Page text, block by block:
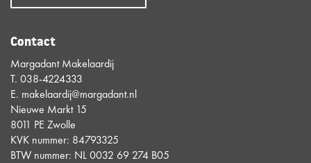
Contact
Margadant Makelaardij
T. 038-4224333
E. makelaardij@margadant.nl
Nieuwe Markt 15
8011 PE Zwolle
KVK nummer: 84793325
BTW nummer: NL 0032 69 274 B05